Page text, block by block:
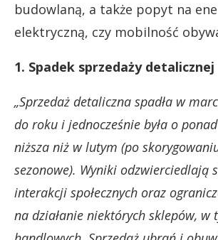
budowlaną, a także popyt na
elektryczną, czy mobilność
1. Spadek sprzedaży detalicznej
„Sprzedaż detaliczna spadła w
do roku i jednocześnie była o
niższa niż w lutym (po
sezonowe). Wyniki odzwierciedlają
interakcji społecznych oraz
na działanie niektórych sklepów, w